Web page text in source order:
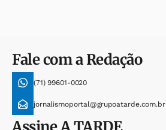
Fale com a Redação
(71) 99601-0020
jornalismoportal@grupoatarde.com.br